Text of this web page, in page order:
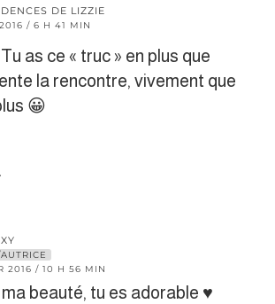
DE LIZZIE
/ 6 H 41 MIN
as ce « truc » en plus que
la rencontre, vivement que
😀
2016 / 10 H 56 MIN
beauté, tu es adorable ♥